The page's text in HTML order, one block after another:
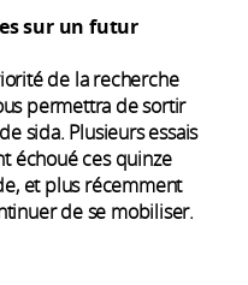
sur un futur
de la recherche
permettra de sortir
sida. Plusieurs essais
échoué ces quinze
et plus récemment
de se mobiliser.